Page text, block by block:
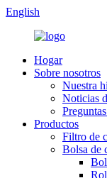
English
Hogar
Sobre nosotros
Nuestra
Noticias
Productos
Filtro de
Bolsa de